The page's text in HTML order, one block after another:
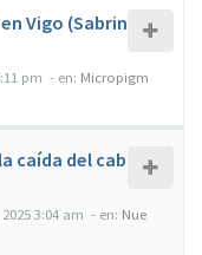
Vigo (Sabrin
pm - en: Micropigm
caída del cab
3:04 am - en: Nue